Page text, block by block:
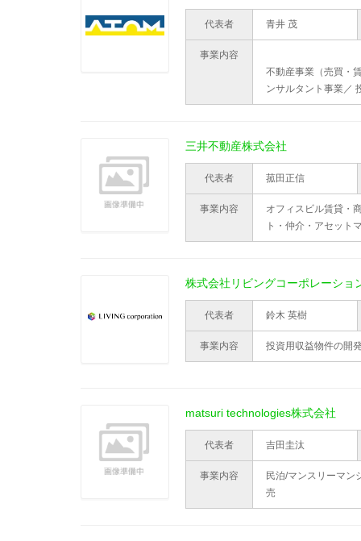
代表者 青井 茂
事業内容
不動産事業（売買・
ンサルタント事業／
三井不動産株式会社
代表者 菰田正信
事業内容
オフィスビル賃貸・
ト・仲介・アセット
株式会社リビングコーポレーショ
代表者 鈴木 英樹
事業内容 投資用収益物件の開
matsuri technologies株式会社
代表者 吉田圭汰
事業内容
民泊/マンスリーマン
売